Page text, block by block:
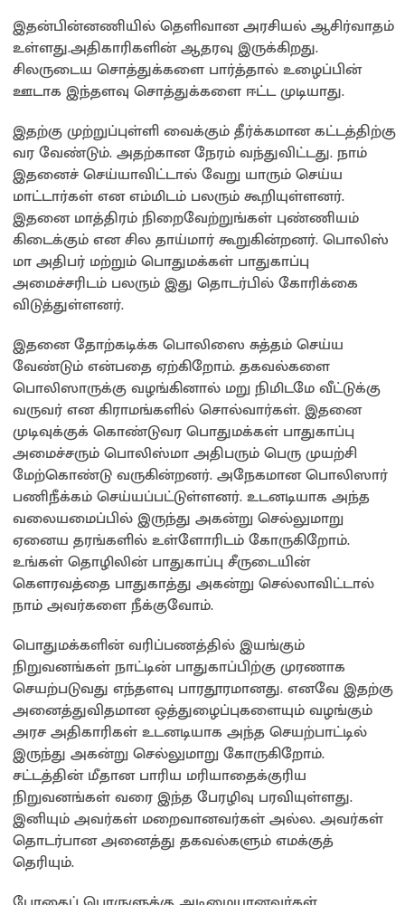
இதன்பின்னணியில் தெளிவான அரசியல் ஆசிர்வாதம்
உள்ளது.அதிகாரிகளின் ஆதரவு இருக்கிறது.
சிலருடைய சொத்துக்களை பார்த்தால் உழைப்பின்
ஊடாக இந்தளவு சொத்துக்களை ஈட்ட முடியாது.
இதற்கு முற்றுப்புள்ளி வைக்கும் தீர்க்கமான கட்டத்திற்கு
வர வேண்டும். அதற்கான நேரம் வந்துவிட்டது. நாம்
இதனைச் செய்யாவிட்டால் வேறு யாரும் செய்ய
மாட்டார்கள் என எம்மிடம் பலரும் கூறியுள்ளனர்.
இதனை மாத்திரம் நிறைவேற்றுங்கள் புண்ணியம்
கிடைக்கும் என சில தாய்மார் கூறுகின்றனர். பொலிஸ்
மா அதிபர் மற்றும் பொதுமக்கள் பாதுகாப்பு
அமைச்சரிடம் பலரும் இது தொடர்பில் கோரிக்கை
விடுத்துள்ளனர்.
இதனை தோற்கடிக்க பொலிஸை சுத்தம் செய்ய
வேண்டும் என்பதை ஏற்கிறோம். தகவல்களை
பொலிஸாருக்கு வழங்கினால் மறு நிமிடமே வீட்டுக்கு
வருவர் என கிராமங்களில் சொல்வார்கள். இதனை
முடிவுக்குக் கொண்டுவர பொதுமக்கள் பாதுகாப்பு
அமைச்சரும் பொலிஸ்மா அதிபரும் பெரு முயற்சி
மேற்கொண்டு வருகின்றனர். அநேகமான பொலிஸார்
பணிநீக்கம் செய்யப்பட்டுள்ளனர். உடனடியாக அந்த
வலையமைப்பில் இருந்து அகன்று செல்லுமாறு
ஏனைய தரங்களில் உள்ளோரிடம் கோருகிறோம்.
உங்கள் தொழிலின் பாதுகாப்பு சீருடையின்
கௌரவத்தை பாதுகாத்து அகன்று செல்லாவிட்டால்
நாம் அவர்களை நீக்குவோம்.
பொதுமக்களின் வரிப்பணத்தில் இயங்கும்
நிறுவனங்கள் நாட்டின் பாதுகாப்பிற்கு முரணாக
செயற்படுவது எந்தளவு பாரதூரமானது. எனவே இதற்கு
அனைத்துவிதமான ஒத்துழைப்புகளையும் வழங்கும்
அரச அதிகாரிகள் உடனடியாக அந்த செயற்பாட்டில்
இருந்து அகன்று செல்லுமாறு கோருகிறோம்.
சட்டத்தின் மீதான பாரிய மரியாதைக்குரிய
நிறுவனங்கள் வரை இந்த பேரழிவு பரவியுள்ளது.
இனியும் அவர்கள் மறைவானவர்கள் அல்ல. அவர்கள்
தொடர்பான அனைத்து தகவல்களும் எமக்குத்
தெரியும்.